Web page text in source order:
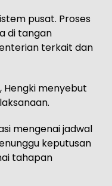
pusat. Proses
di tangan
terkait dan
Hengki menyebut
mengenai jadwal
keputusan
tahapan